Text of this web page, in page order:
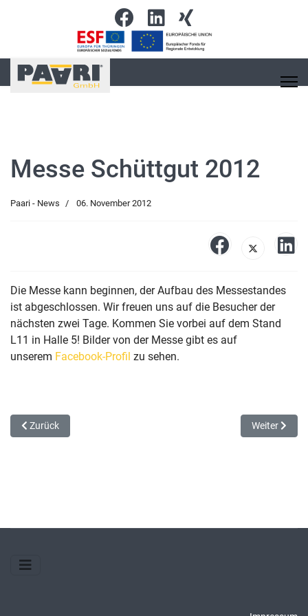
Messe Schüttgut 2012
Paari - News 06. November 2012
Die Messe kann beginnen, der Aufbau des Messestandes
ist abgeschlossen. Wir freuen uns auf die Besucher der
nächsten zwei Tage. Kommen Sie vorbei auf dem Stand
L11 in Halle 5! Bilder von der Messe gibt es auf
unserem Facebook-Profil zu sehen.
Vorheriger Beitrag: Karriere und Ausbildung bei PAARI®
Zurück Nächster
Weiter